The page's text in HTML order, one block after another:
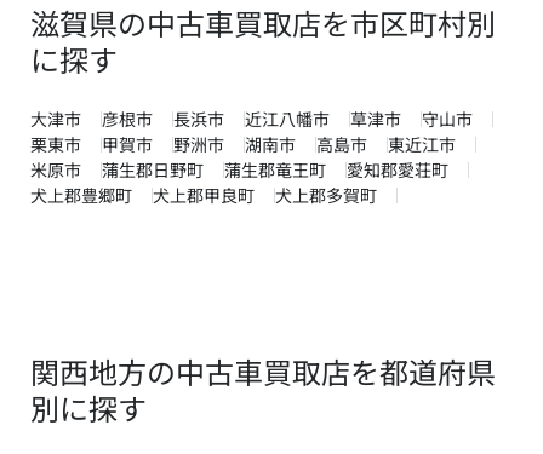
滋賀県の中古車買取店を市区町村別
に探す
大津市 彦根市 長浜市 近江八幡市 草津市
守山市
栗東市
甲賀市 野洲市 湖南市 高島市
東近江市
米原市
蒲生郡日野町 蒲生郡竜王町
愛知郡愛荘町
犬上郡豊郷町
犬上郡甲良町 犬上郡多賀町
関西地方の中古車買取店を都道府県
別に探す